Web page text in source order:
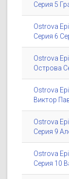
Серия 5
Ostrova
Серия 6
Ostrova
Острова
Ostrova
Виктор
Ostrova
Серия 9
Ostrova
Серия 10